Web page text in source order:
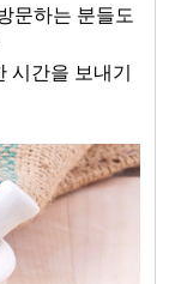
문하는 분들도
시간을 보내기